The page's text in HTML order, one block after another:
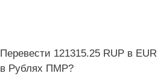
Перевести 121315.25 RUP в
в Рублях ПМР?